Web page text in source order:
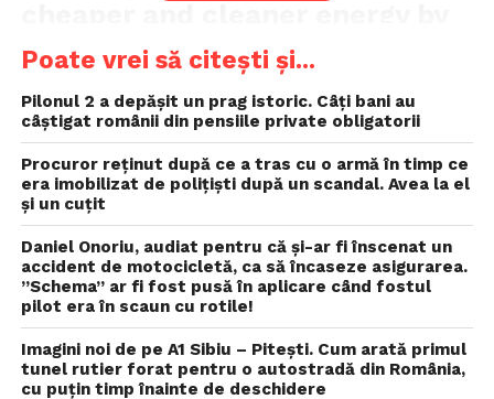
participating in the Green
Corridor project, Energy
Minister Sebastian Burduja
wrote on his Facebook page on
Monday.
„Today [Monday, editor’s note], at the ministerial
meeting in Budapest, together with counterparts
from Hungary, Azerbaijan, Georgia and Bulgaria, we
discussed the Green Corridor, the biggest green
energy project in the European Union. It will
connect renewable energy produced in the five
countries, with Romania playing a central role. The
Poate vrei să citești și...
Pilonul 2 a depășit un prag istoric. Câți bani au
câștigat românii din pensiile private obligatorii
Procuror reţinut după ce a tras cu o armă în timp ce
era imobilizat de poliţişti după un scandal. Avea la el
și un cuțit
Daniel Onoriu, audiat pentru că și-ar fi înscenat un
accident de motocicletă, ca să încaseze asigurarea.
”Schema” ar fi fost pusă în aplicare când fostul
pilot era în scaun cu rotile!
Imagini noi de pe A1 Sibiu – Pitești. Cum arată primul
tunel rutier forat pentru o autostradă din România,
cu puțin timp înainte de deschidere